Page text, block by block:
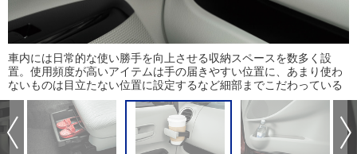
車内には日常的な使い勝手を向上させる収納スペースを数多く設
置。使用頻度が高いアイテムは手の届きやすい位置に、あまり使わ
ないものは目立たない位置に設定するなど細部までこだわっている